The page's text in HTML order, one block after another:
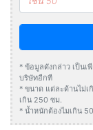
* ข้อมูลดังกล่าว เป็นเ
บริษัทอีกที
* ขนาด แต่ละด้านไม่เ
เกิน 250 ซม.
* น้ำหนักต้องไมเกิน